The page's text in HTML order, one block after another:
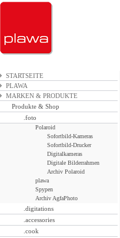
STARTSEITE
PLAWA
MARKEN & PRODUKTE
Produkte & Shop
.foto
Polaroid
Sofortbild-Kameras
Sofortbild-Drucker
Digitalkameras
Digitale Bilderrahmen
Archiv Polaroid
plawa
Spypen
Archiv AgfaPhoto
.digitations
.accessories
.cook